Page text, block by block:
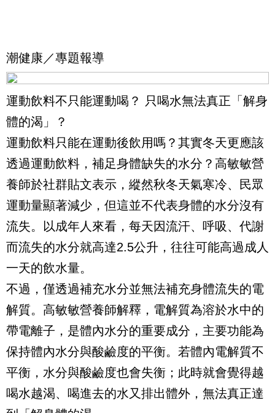
潮健康／專題報導
運動飲料不只能運動喝？ 只喝水無法真正「解身
體的渴」？
運動飲料只能在運動後飲用嗎？其實冬天更應該
透過運動飲料，補足身體缺失的水分？高敏敏營
養師於社群貼文表示，縱然秋冬天氣寒冷、民眾
運動量顯著減少，但這並不代表身體的水分沒有
流失。以成年人來看，每天因流汗、呼吸、代謝
而流失的水分就高達2.5公升，往往可能高過成人
一天的飲水量。
不過，僅透過補充水分並無法補充身體流失的電
解質。高敏敏營養師解釋，電解質為溶於水中的
帶電離子，是體內水分的重要成分，主要功能為
保持體內水分與酸鹼度的平衡。若體內電解質不
平衡，水分與酸鹼度也會失衡；此時就會覺得越
喝水越渴、喝進去的水又排出體外，無法真正達